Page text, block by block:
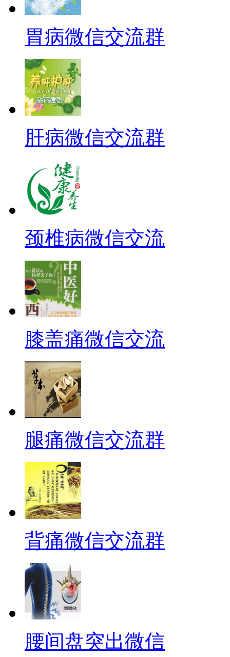
胃病微信交流群
肝病微信交流群
颈椎病微信交流
膝盖痛微信交流
腿痛微信交流群
背痛微信交流群
腰间盘突出微信